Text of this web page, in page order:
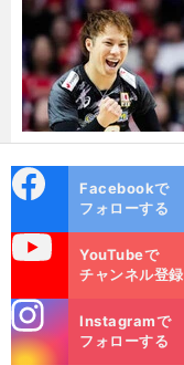
ok
Facebookで
フォローする
YouTubeで
チャンネル登録
m
Instagramで
フォローする